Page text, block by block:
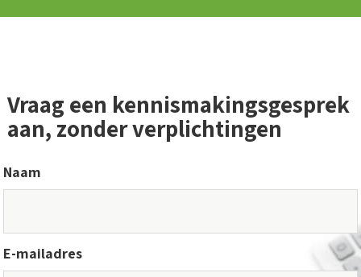
Vraag een kennismakingsgesprek
aan, zonder verplichtingen
Naam
E-mailadres